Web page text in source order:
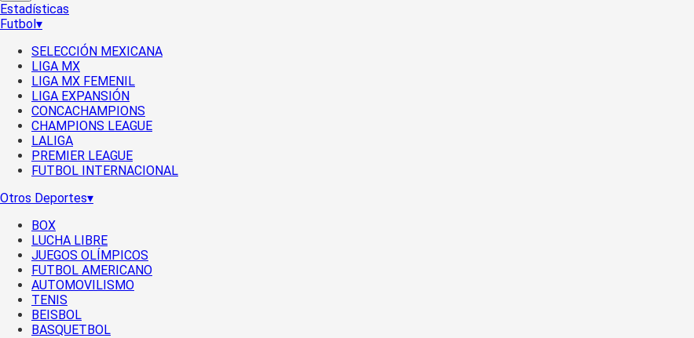
Estadísticas
Futbol▾
SELECCIÓN MEXICANA
LIGA MX
LIGA MX FEMENIL
LIGA EXPANSIÓN
CONCACHAMPIONS
CHAMPIONS LEAGUE
LALIGA
PREMIER LEAGUE
FUTBOL INTERNACIONAL
Otros Deportes▾
BOX
LUCHA LIBRE
JUEGOS OLÍMPICOS
FUTBOL AMERICANO
AUTOMOVILISMO
TENIS
BEISBOL
BASQUETBOL